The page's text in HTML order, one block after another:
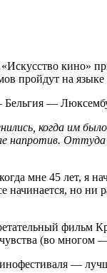
кино»
пройдут на
—
когда им
напротив.
мне 45 лет, я
но ни
фильм
(во многом
—